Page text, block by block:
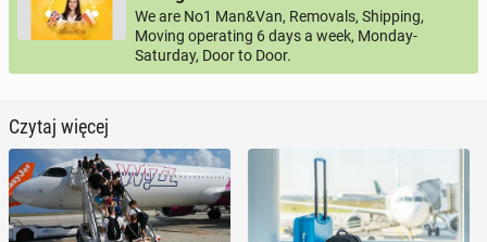
We are No1 Man&Van, Removals, Shipping,
Moving operating 6 days a week, Monday-
Saturday, Door to Door.
Czytaj więcej